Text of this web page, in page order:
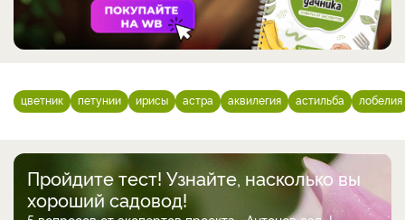
цветник петунии ирисы астра аквилегия астильба лобелия
Пройдите тест! Узнайте, насколько вы
хороший садовод!